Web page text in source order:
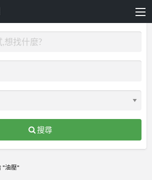
搜尋
"油壓"